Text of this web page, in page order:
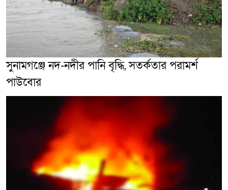
সুনামগঞ্জে নদ-নদীর পানি বৃদ্ধি, সতর্কতার পরামর্শ
পাউবোর